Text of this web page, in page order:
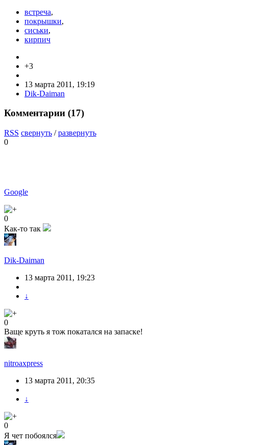
встреча,
покрышки,
сиськи,
кирпич
+3
13 марта 2011, 19:19
Dik-Daiman
Комментарии (17)
RSS свернуть /развернуть
0
Google
0
Как-то так
Dik-Daiman
13 марта 2011, 19:23
↓
0
Ваще круть я тож покатался на запаске!
nitroaxpress
13 марта 2011, 20:35
↓
0
Я чет побоялся